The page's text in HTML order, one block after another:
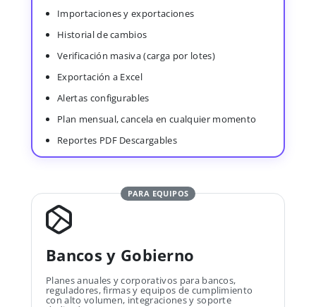
Importaciones y exportaciones
Historial de cambios
Verificación masiva (carga por lotes)
Exportación a Excel
Alertas configurables
Plan mensual, cancela en cualquier momento
Reportes PDF Descargables
PARA EQUIPOS
Bancos y Gobierno
Planes anuales y corporativos para bancos,
reguladores, firmas y equipos de cumplimiento
con alto volumen, integraciones y soporte